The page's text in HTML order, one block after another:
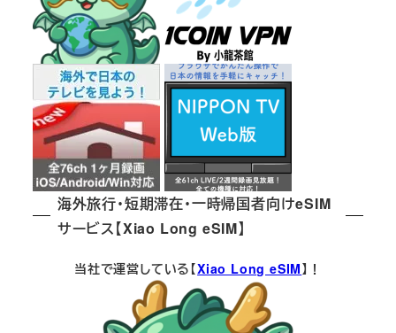
海外旅行・短期滞在・一時帰国者向けeSIM
サービス【Xiao Long eSIM】
当社で運営している【Xiao Long eSIM】！